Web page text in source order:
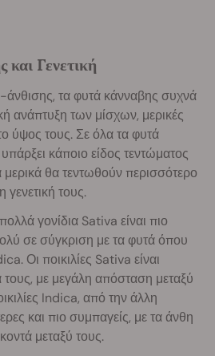
και Γενετική
άνθισης, τα φυτά κάνναβης συχνά
ανάπτυξη των μίσχων, μερικές
ύψος τους. Σε όλα τα φυτά
κάποιο είδος τεντώματος
θα τεντωθούν περισσότερο
τους.
γονίδια Sativa είναι πιο
σε σύγκριση με τα φυτά όπου
Οι ποικιλίες Sativa είναι
τους, με μεγάλη απόσταση μεταξύ
Indica, από την άλλη
και πιο συμπαγείς, με τα άνθη
μεταξύ τους.